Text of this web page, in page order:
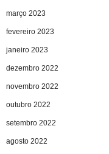
março 2023
fevereiro 2023
janeiro 2023
dezembro 2022
novembro 2022
outubro 2022
setembro 2022
agosto 2022